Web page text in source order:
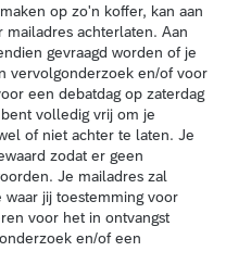
op zo'n koffer, kan aan
mailadres achterlaten. Aan
gevraagd worden of je
vervolgonderzoek en/of voor
een debatdag op zaterdag
volledig vrij om je
of niet achter te laten. Je
zodat er geen
Je mailadres zal
jij toestemming voor
voor het in ontvangst
en/of een